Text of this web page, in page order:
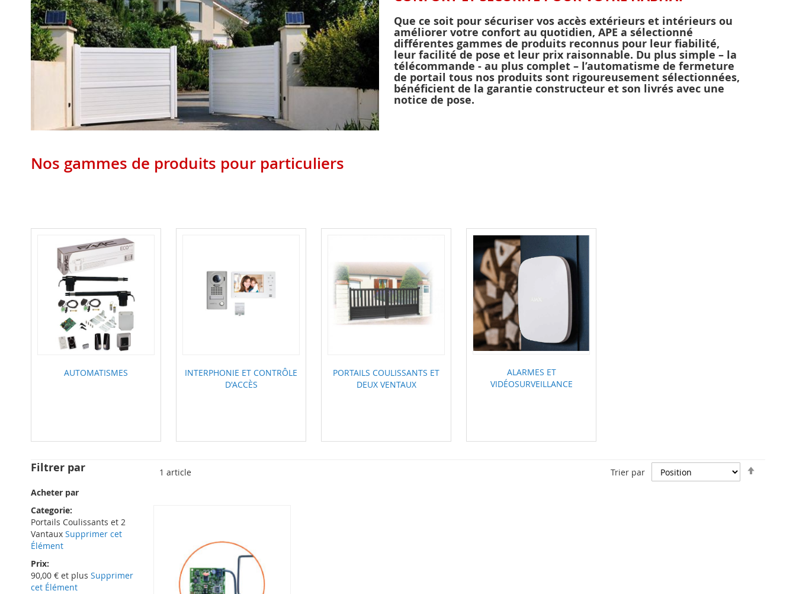
Que ce soit pour sécuriser vos accès extérieurs et intérieurs ou
améliorer votre confort au quotidien, APE a sélectionné
différentes gammes de produits reconnus pour leur fiabilité,
leur facilité de pose et leur prix raisonnable. Du plus simple – la
télécommande - au plus complet – l’automatisme de fermeture
de portail tous nos produits sont rigoureusement sélectionnées,
bénéficient de la garantie constructeur et son livrés avec une
notice de pose.
Nos gammes de produits pour particuliers
AUTOMATISMES
INTERPHONIE ET CONTRÔLE
D'ACCÈS
PORTAILS COULISSANTS ET
DEUX VENTAUX
ALARMES ET
VIDÉOSURVEILLANCE
1 article Trier par
Filtrer par
Acheter par
Categorie
Portails Coulissants et 2
Vantaux Supprimer cet
Élément
Prix
90,00 € et plus Supprimer
cet Élément